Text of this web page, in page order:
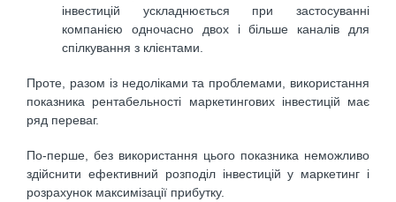
інвестицій ускладнюється при застосуванні
компанією одночасно двох і більше каналів для
спілкування з клієнтами.
Проте, разом із недоліками та проблемами, використання
показника рентабельності маркетингових інвестицій має
ряд переваг.
По-перше, без використання цього показника неможливо
здійснити ефективний розподіл інвестицій у маркетинг і
розрахунок максимізації прибутку.